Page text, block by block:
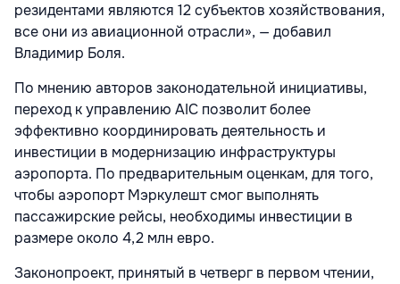
резидентами являются 12 субъектов хозяйствования,
все они из авиационной отрасли», — добавил
Владимир Боля.
По мнению авторов законодательной инициативы,
переход к управлению AIC позволит более
эффективно координировать деятельность и
инвестиции в модернизацию инфраструктуры
аэропорта. По предварительным оценкам, для того,
чтобы аэропорт Мэркулешт смог выполнять
пассажирские рейсы, необходимы инвестиции в
размере около 4,2 млн евро.
Законопроект, принятый в четверг в первом чтении,